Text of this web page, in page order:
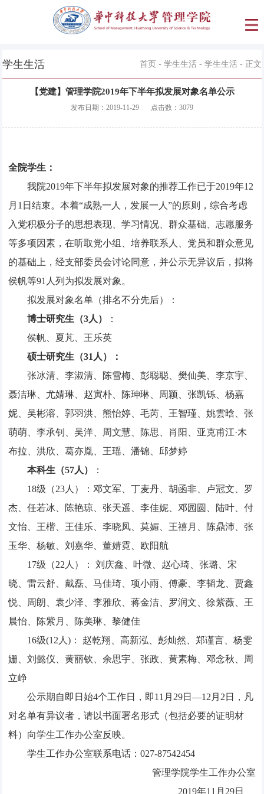
学生生活 首页 - 学生生活- 学生生活- 正文
【党建】管理学院2019年下半年拟发展对象名单公示
发布日期： 2019-11-29 点击数： 3079
全院学生：
我院2019年下半年拟发展对象的推荐工作已于2019年12
月1日结束。本着“成熟一人，发展一人”的原则，综合考虑
入党积极分子的思想表现、学习情况、群众基础、志愿服务
等多项因素，在听取党小组、培养联系人、党员和群众意见
的基础上，经支部委员会讨论同意，并公示无异议后，拟将
侯帆等91人列为拟发展对象。
拟发展对象名单（排名不分先后）：
博士研究生（3人）
：
侯帆、夏芃、王乐英
硕士研究生（31人）：
张冰清、李淑清、陈雪梅、彭聪聪、樊仙美、李京宇、
聂洁琳、尤婧琳、赵寅朴、陈珅琳、周颖、张凯铄、杨嘉
妮、吴彬溶、郭羽洪、熊怡婷、毛芮、王智瑾、姚雲晗、张
萌萌、李承钊、吴洋、周文慧、陈思、肖阳、亚克甫江·木
布拉、洪欣、葛亦胤、王瑶、潘锦、邱梦婷
本科生（57人）
：
18级（23人）：邓文军、丁麦丹、胡函非、卢冠文、罗
杰、任若冰、陈艳琼、张天遥、李佳妮、邓园圆、陆叶、付
文怡、王楷、王佳乐、李晓凤、莫媚、王禧月、陈鼎沛、张
玉华、杨敏、刘嘉华、董婧霓、欧阳航
17级（22人）： 刘庆鑫、叶微、赵心琦、张璐、宋
晓、雷云舒、戴磊、马佳琦、项小雨、傅豪、李韬龙、贾鑫
悦、周朗、袁少泽、李雅欣、蒋金洁、罗润文、徐紫薇、王
晨怡、陈紫月、陈美琳、黎健佳
16级(12人)： 赵乾翔、高新泓、彭灿然、郑谨言、杨雯
姗、刘懿仪、黄丽钦、余思宇、张政、黄素梅、邓念秋、周
立峥
公示期自即日始4个工作日，即11月29日—12月2日，凡
对名单有异议者，请以书面署名形式（包括必要的证明材
料）向学生工作办公室反映。
学生工作办公室联系电话：027-87542454
管理学院学生工作办公室
2019年11月29日